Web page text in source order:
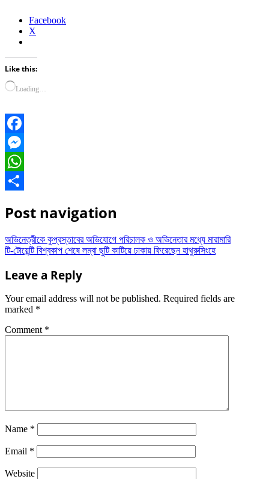
Facebook
X
Like this:
Loading…
Facebook
Messenger
WhatsApp
Post navigation
অভিনেত্রীকে কুপ্রস্তাবের অভিযোগে পরিচালক ও অভিনেতার মধ্যে মারামারি
টি-টোয়েন্টি বিশ্বকাপ শেষে লম্বা ছুটি কাটিয়ে ঢাকায় ফিরেছেন হাথুরুসিংহে
Leave a Reply
Your email address will not be published. Required fields are
marked *
Comment *
Name *
Email *
Website